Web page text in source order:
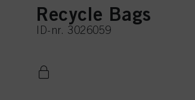
Recycle Bags
ID-nr. 3026059